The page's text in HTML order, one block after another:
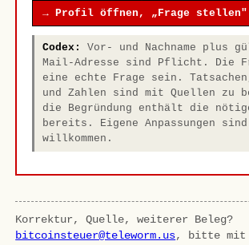
→ Profil öffnen, „Frage stellen"
Codex:
Vor- und Nachname plus
Mail-Adresse sind Pflicht. Die
eine echte Frage sein.
und Zahlen sind mit Quellen zu
die Begründung enthält die
bereits. Eigene Anpassungen sind
willkommen.
Korrektur, Quelle, weiterer Beleg?
bitcoinsteuer@teleworm.us, bitte mit